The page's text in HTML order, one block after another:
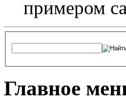
примером
Главное